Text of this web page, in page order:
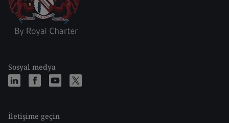
Sosyal medya
İletişime geçin